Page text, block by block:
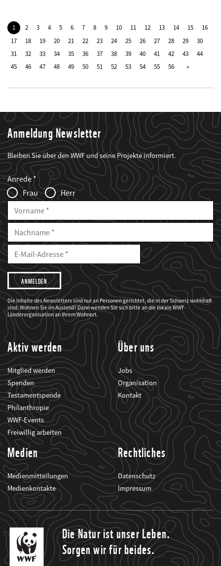
1 2 3 4 5 6 7 8 9 10 11 12 13 14 15
16
17
18 19 20 21 22 23 24 25 26 27 28 29
30
31
32 33 34 35 36 37 38 39 40 41 42 43
44
45
46 47 48 49 50 51 52 53 54 55 56
Anmeldung Newsletter
Bleiben Sie über den WWF und seine Projekte informiert.
Web2Case
Infofelder
Fieldset
anrede_name
Anrede
Frau
Herr
Vorname
Nachname
E-
Mailadresse
E-
Adresse
Ich
möchte,
dass
der
WWF
mich
über
seine
Projekte
informiert.
Die Inhalte des Newsletters sind nur an Personen gerichtet, die in der Schweiz wohnhaft
sind. Wohnen Sie im Ausland? Dann wenden Sie sich bitte an die lokale WWF-
Länderorganisation an Ihrem Wohnort.
Aktiv werden
Mitglied werden
Spenden
Testamentspende
Philanthropie
WWF-Events
Freiwillig arbeiten
Über uns
Jobs
Organisation
Kontakt
Medien
Medienmitteilungen
Medienkontakte
Rechtliches
Datenschutz
Impressum
Die Natur ist unser Leben.
Sorgen wir für beides.